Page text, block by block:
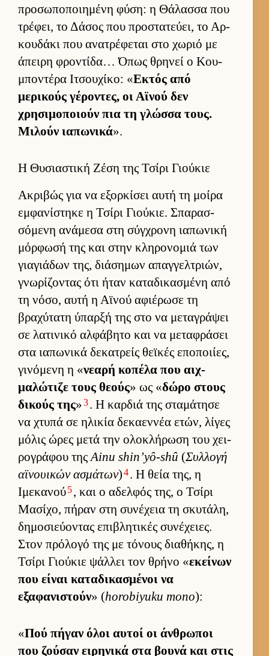
προσωποποι­ημένη φύση: η Θάλασσα που
τρέφει, το Δάσος που προστατεύ­ει, το Αρ­
κου­δάκι που ανατρέφεται στο χωριό με
άπειρη φροντίδα… Όπως θρηνεί ο Κου­
μποντέρα Ιτσου­χίκο: «Εκτός από
μερικούς γέροντες, οι Αϊνού δεν
χρησιμοποιούν πια τη γλώσσα τους.
Μιλούν ια­πωνικά».
Η Θυσιαστική Ζέση της Τσίρι Γιούκιε
Ακριβώς για να εξορ­κίσει αυτή τη μοίρα
εμ­φανίστηκε η Τσίρι Γιού­κιε. Σπαρασ­
σόμενη ανάμεσα στη σύγ­χρονη ια­πωνική
μόρ­φωσή της και στην κληρονομιά των
για­γιάδων της, διάσημων απαγ­γελ­τριών,
γνωρίζοντας ότι ήταν καταδικασμένη από
τη νόσο, αυτή η Αϊνού αφιέρωσε τη
βραχύτατη ύπαρξή της στο να μεταγράψει
σε λατινικό αλ­φάβητο και να μεταφράσει
στα ια­πωνικά δεκατρείς θεϊκές εποποι­ίες,
γινόμενη η «νεαρή κοπέλα που αιχ­
μαλώτιζε τους θεούς» ως «δώρο στους
δικούς της»3. Η καρ­διά της σταμάτησε
να χτυπά σε ηλικία δεκαεν­νέα ετών, λίγες
μόλις ώρες μετά την ολοκλήρωση του χει­
ρογράφου τηςAinu shin’yô-shû (Συλ­λογή
αϊνουι­κών ασμάτων)4. Η θεία της, η
Ιμεκανού5, και ο αδελ­φός της, ο Τσίρι
Μασίχο, πήραν στη συνέχεια τη σκυτάλη,
δημοσιεύ­οντας επιβλητικές συνέχειες.
Στον πρόλογό της με τόνους δια­θήκης, η
Τσίρι Γιού­κιε ψάλ­λει τον θρήνο «εκεί­νων
που εί­ναι καταδικασμένοι να
εξαφανιστούν» (horobiyuku mono):
«Πού πήγαν όλοι αυ­τοί οι άν­θρωποι
που ζού­σαν ει­ρηνικά στα βουνά και στις